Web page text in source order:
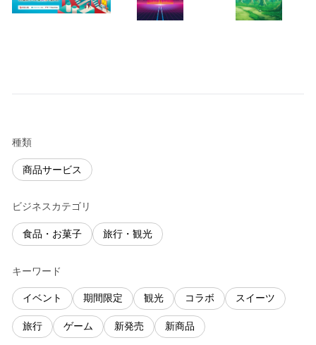
種類
商品サービス
ビジネスカテゴリ
食品・お菓子 旅行・観光
キーワード
イベント 期間限定 観光 コラボ スイーツ
旅行 ゲーム 新発売 新商品